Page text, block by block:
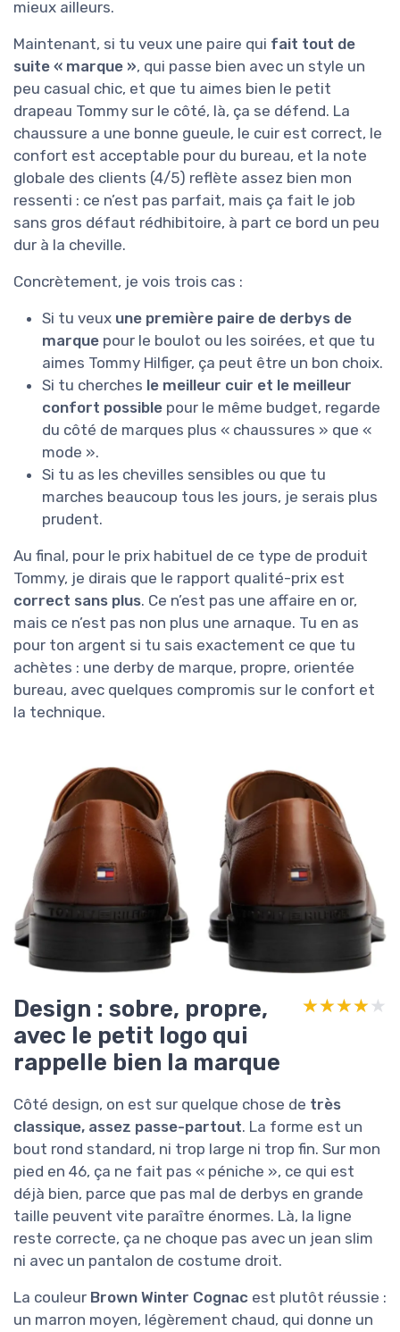
mieux ailleurs.
Maintenant, si tu veux une paire qui fait tout de
suite « marque », qui passe bien avec un style un
peu casual chic, et que tu aimes bien le petit
drapeau Tommy sur le côté, là, ça se défend. La
chaussure a une bonne gueule, le cuir est correct, le
confort est acceptable pour du bureau, et la note
globale des clients (4/5) reflète assez bien mon
ressenti : ce n’est pas parfait, mais ça fait le job
sans gros défaut rédhibitoire, à part ce bord un peu
dur à la cheville.
Concrètement, je vois trois cas :
Si tu veux une première paire de derbys de
marque pour le boulot ou les soirées, et que tu
aimes Tommy Hilfiger, ça peut être un bon choix.
Si tu cherches le meilleur cuir et le meilleur
confort possible pour le même budget, regarde
du côté de marques plus « chaussures » que «
mode ».
Si tu as les chevilles sensibles ou que tu
marches beaucoup tous les jours, je serais plus
prudent.
Au final, pour le prix habituel de ce type de produit
Tommy, je dirais que le rapport qualité-prix est
correct sans plus. Ce n’est pas une affaire en or,
mais ce n’est pas non plus une arnaque. Tu en as
pour ton argent si tu sais exactement ce que tu
achètes : une derby de marque, propre, orientée
bureau, avec quelques compromis sur le confort et
la technique.
Design : sobre, propre,
avec le petit logo qui
rappelle bien la marque
★★★★★
★★★★★
Côté design, on est sur quelque chose de très
classique, assez passe-partout. La forme est un
bout rond standard, ni trop large ni trop fin. Sur mon
pied en 46, ça ne fait pas « péniche », ce qui est
déjà bien, parce que pas mal de derbys en grande
taille peuvent vite paraître énormes. Là, la ligne
reste correcte, ça ne choque pas avec un jean slim
ni avec un pantalon de costume droit.
La couleur Brown Winter Cognac est plutôt réussie :
un marron moyen, légèrement chaud, qui donne un